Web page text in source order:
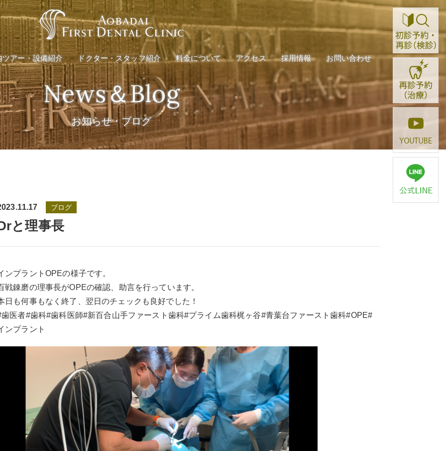
ンプラント
正治療
グ
ツアー・設備紹介 ドクター・スタッフ紹介 料金について
医療費控除のご案内
アクセス 採用情報 お問い合わせ
ンプラント
正治療
グ
料金のご案内
医療費控除のご案内
News＆Blog
お知らせ・ブログ
ブログ
と理事長
ンプラントOPEの様子です。
戦錬磨の理事長がOPEの確認、助言を行っています。
日も何事もなく終了、翌日のチェックも良好でした！
歯医者#歯科#歯科医師#新百合山手ファースト歯科#プライム歯科梶ヶ谷#青葉台ファースト歯科#OPE#
ンプラント